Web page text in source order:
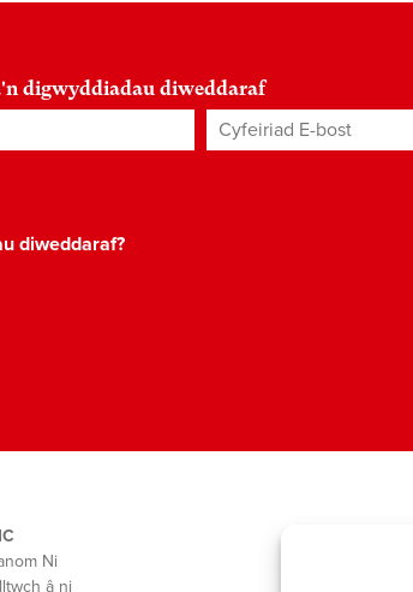
digwyddiadau diweddaraf
Cyfeiriad E-bost*
diweddaraf?
Ni
â ni